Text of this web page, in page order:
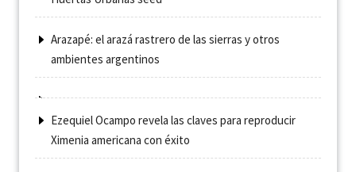
Arazapé: el arazá rastrero de las sierras y otros
ambientes argentinos
Ezequiel Ocampo revela las claves para reproducir
Ximenia americana con éxito